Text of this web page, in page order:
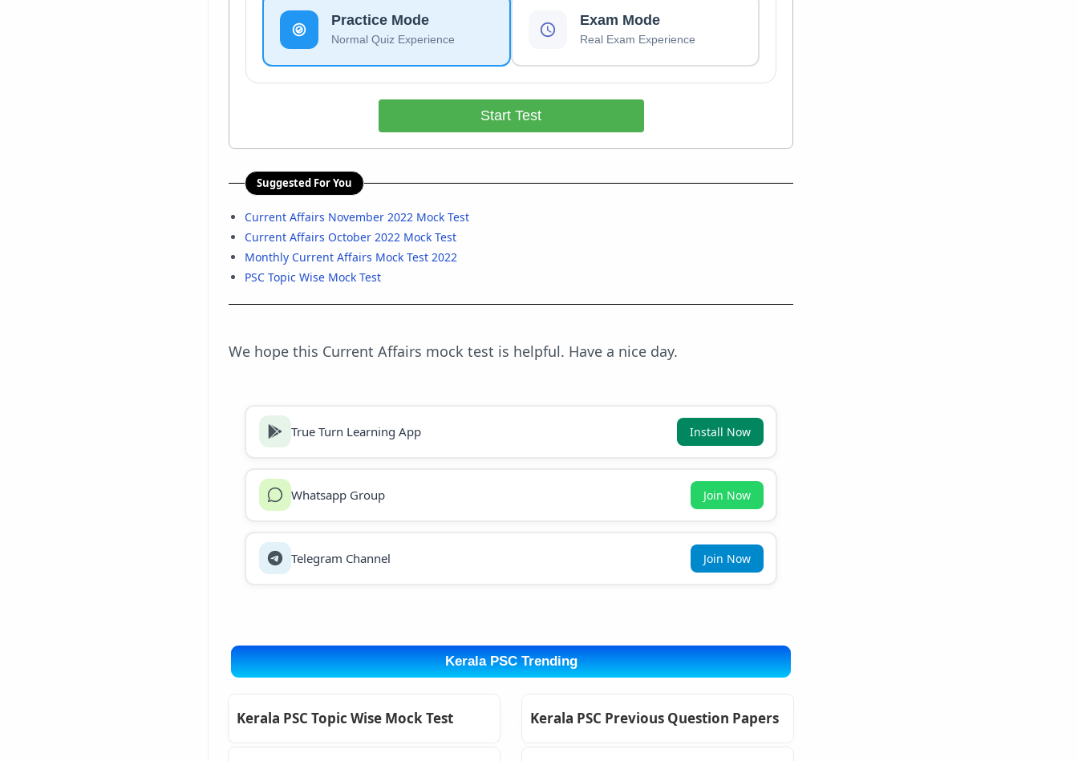
Practice Mode
Normal Quiz Experience
Exam Mode
Real Exam Experience
Start Test
Suggested For You
Current Affairs November 2022 Mock Test
Current Affairs October 2022 Mock Test
Monthly Current Affairs Mock Test 2022
PSC Topic Wise Mock Test
We hope this Current Affairs mock test is helpful. Have a nice day.
True Turn Learning App Install Now
Whatsapp Group Join Now
Telegram Channel Join Now
Kerala PSC Trending
Kerala PSC Topic Wise Mock Test Kerala PSC Previous Question Papers